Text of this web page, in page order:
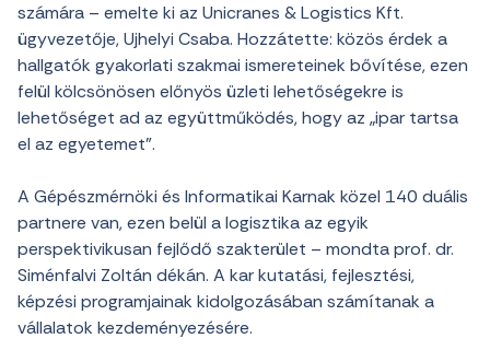
számára – emelte ki az Unicranes & Logistics Kft.
ügyvezetője, Ujhelyi Csaba. Hozzátette: közös érdek a
hallgatók gyakorlati szakmai ismereteinek bővítése, ezen
felül kölcsönösen előnyös üzleti lehetőségekre is
lehetőséget ad az együttműködés, hogy az „ipar tartsa
el az egyetemet”.
A Gépészmérnöki és Informatikai Karnak közel 140 duális
partnere van, ezen belül a logisztika az egyik
perspektivikusan fejlődő szakterület – mondta prof. dr.
Siménfalvi Zoltán dékán. A kar kutatási, fejlesztési,
képzési programjainak kidolgozásában számítanak a
vállalatok kezdeményezésére.